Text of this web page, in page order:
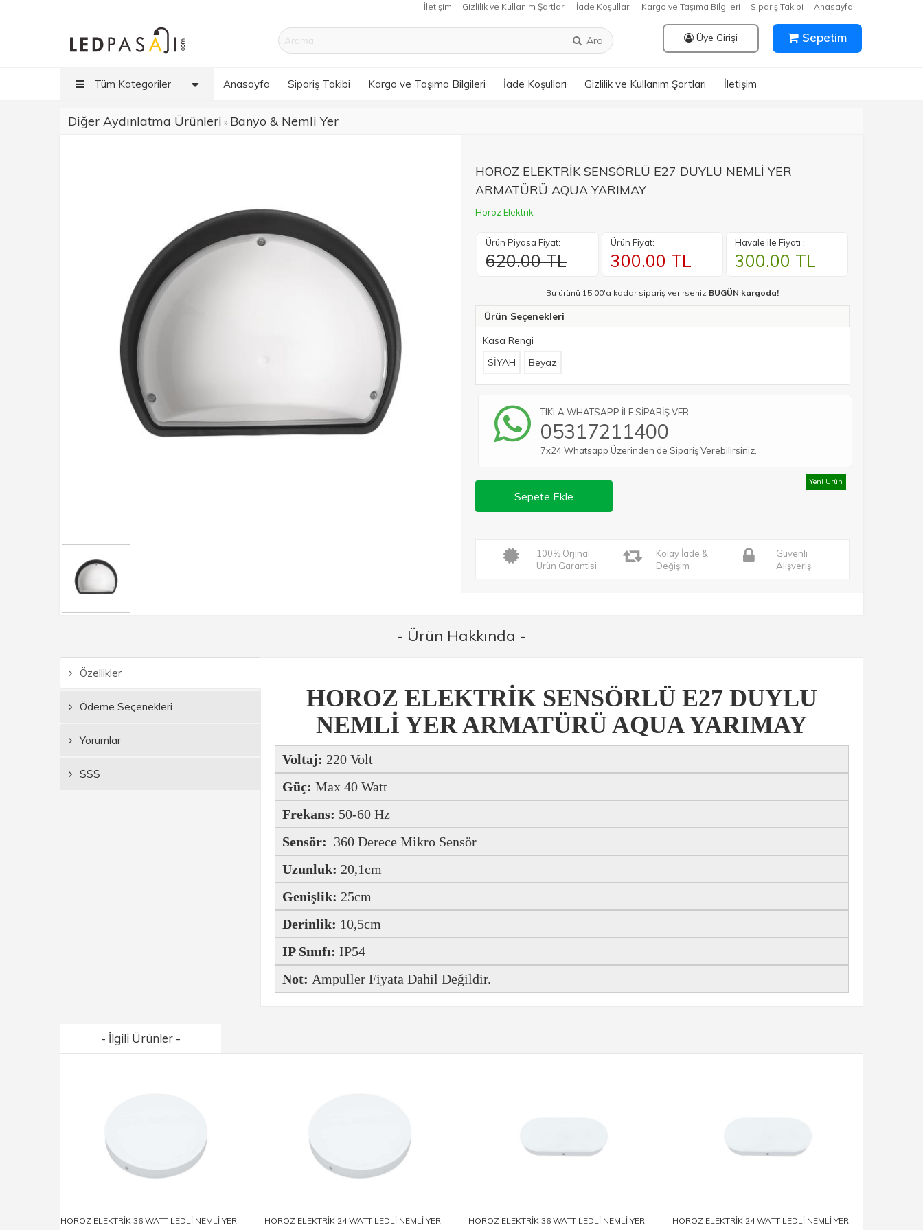
Anasayfa
Sipariş Takibi
Kargo ve Taşıma Bilgileri
İade Koşulları
Gizlilik ve Kullanım Şartları
İletişim
Ara Üye Girişi Sepetim
Tüm Kategoriler Anasayfa Sipariş Takibi Kargo ve Taşıma Bilgileri İade Koşulları Gizlilik ve Kullanım Şartları İletişim
Diğer Aydınlatma Ürünleri » Banyo & Nemli Yer
HOROZ ELEKTRİK SENSÖRLÜ E27 DUYLU NEMLİ YER
ARMATÜRÜ AQUA YARIMAY
Horoz Elektrik
Ürün Piyasa Fiyat:
620.00 TL
Ürün Fiyat:
300.00 TL
Havale ile Fiyatı :
300.00 TL
Bu ürünü 15:00'a kadar sipariş verirseniz BUGÜN kargoda!
Ürün Seçenekleri
Kasa Rengi
SİYAH
Beyaz
TIKLA WHATSAPP İLE SİPARİŞ VER
05317211400
7x24 Whatsapp Üzerinden de Sipariş Verebilirsiniz.
Sepete Ekle
Yeni Ürün
100% Orjinal
Ürün Garantisi
Kolay İade &
Değişim
Güvenli
Alışveriş
- Ürün Hakkında -
Özellikler
Ödeme Seçenekleri
Yorumlar
SSS
HOROZ ELEKTRİK SENSÖRLÜ E27 DUYLU
NEMLİ YER ARMATÜRÜ AQUA YARIMAY
Voltaj: 220 Volt
Güç: Max 40 Watt
Frekans: 50-60 Hz
Sensör: 360 Derece Mikro Sensör
Uzunluk: 20,1cm
Genişlik: 25cm
Derinlik: 10,5cm
IP Sınıfı: IP54
Not: Ampuller Fiyata Dahil Değildir.
- İlgili Ürünler -
HOROZ ELEKTRİK 36 WATT LEDLİ NEMLİ YER
HOROZ ELEKTRİK 24 WATT LEDLİ NEMLİ YER
HOROZ ELEKTRİK 36 WATT LEDLİ NEMLİ YER
HOROZ ELEKTRİK 24 WATT LEDLİ NEMLİ YER